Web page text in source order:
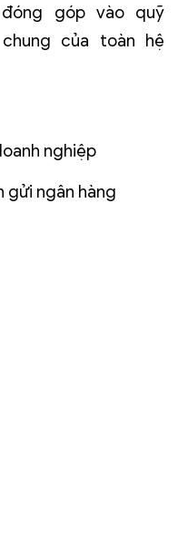
góp vào quỹ
của toàn hệ
nghiệp
gửi ngân hàng